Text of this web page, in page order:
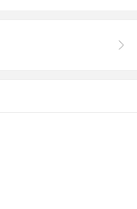
